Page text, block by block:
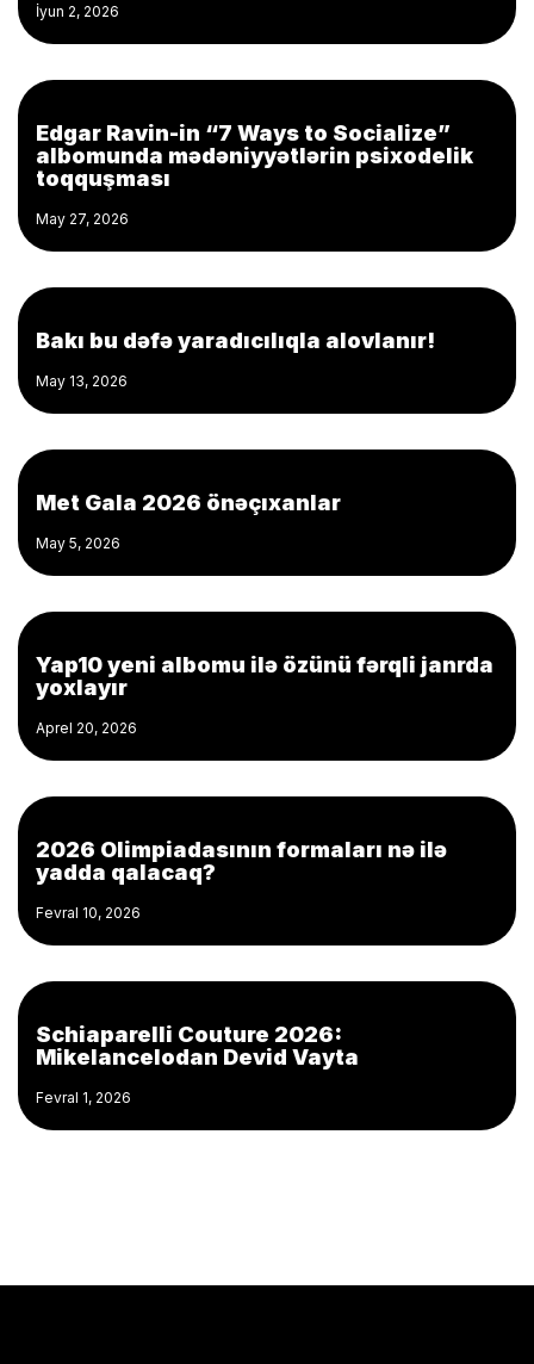
İyun 2, 2026
Edgar Ravin-in “7 Ways to Socialize”
albomunda mədəniyyətlərin psixodelik
toqquşması
May 27, 2026
Bakı bu dəfə yaradıcılıqla alovlanır!
May 13, 2026
Met Gala 2026 önəçıxanlar
May 5, 2026
Yap10 yeni albomu ilə özünü fərqli janrda
yoxlayır
Aprel 20, 2026
2026 Olimpiadasının formaları nə ilə
yadda qalacaq?
Fevral 10, 2026
Schiaparelli Couture 2026:
Mikelancelodan Devid Vayta
Fevral 1, 2026